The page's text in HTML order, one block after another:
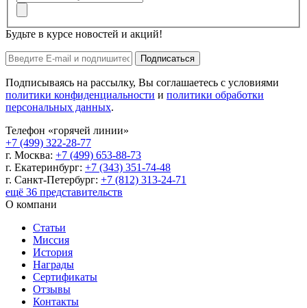
Будьте в курсе новостей и акций!
Подписаться
Подписываясь на рассылку, Вы соглашаетесь с условиями
политики конфиденциальности и политики обработки
персональных данных.
Телефон «горячей линии»
+7 (499) 322-28-77
г. Москва: +7 (499) 653-88-73
г. Екатеринбург: +7 (343) 351-74-48
г. Санкт-Петербург: +7 (812) 313-24-71
ещё 36 представительств
О компани
Статьи
Миссия
История
Награды
Сертификаты
Отзывы
Контакты